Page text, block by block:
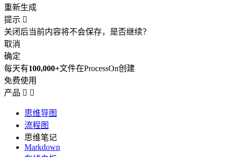
重新生成
提示 
关闭后当前内容将不会保存，是否继续？
取消
确定
每天有100,000+文件在ProcessOn创建
免费使用
产品  
思维导图
流程图
思维笔记
Markdown